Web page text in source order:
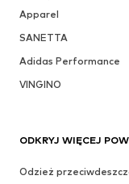
Apparel
SANETTA
Adidas Performance
VINGINO
ODKRYJ WIĘCEJ
Odzież